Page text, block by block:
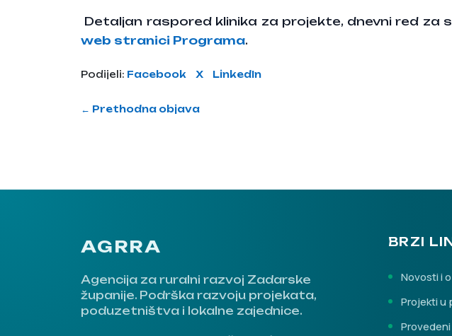
Detaljan raspored klinika za projekte, dnevni red za
web stranici Programa.
Podijeli: Facebook X LinkedIn
← Prethodna objava
AGRRA
Agencija za ruralni razvoj Zadarske
županije. Podrška razvoju projekata,
poduzetništva i lokalne zajednice.
BRZI
Novosti i
Projekti u